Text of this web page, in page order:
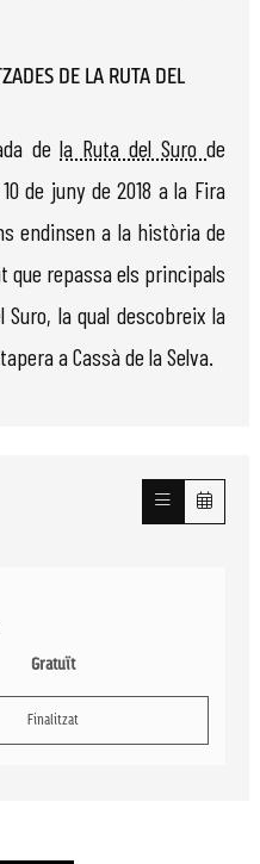
DE LA RUTA DEL
dela Ruta del Surode
de juny de 2018 a la Fira
endinsen a la història de
que repassa els principals
la qual descobreix la
a Cassà de la Selva.
Gratuït
Finalitzat